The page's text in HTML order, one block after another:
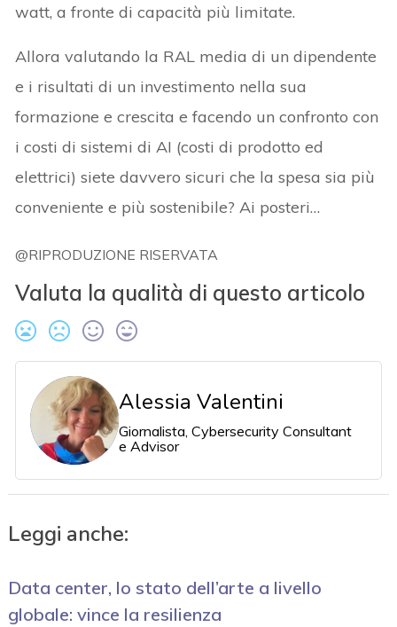
watt, a fronte di capacità più limitate.
Allora valutando la RAL media di un dipendente
e i risultati di un investimento nella sua
formazione e crescita e facendo un confronto con
i costi di sistemi di AI (costi di prodotto ed
elettrici) siete davvero sicuri che la spesa sia più
conveniente e più sostenibile? Ai posteri…
@RIPRODUZIONE RISERVATA
Valuta la qualità di questo articolo
Alessia Valentini
Giornalista, Cybersecurity Consultant
e Advisor
Leggi anche:
Data center, lo stato dell’arte a livello
globale: vince la resilienza